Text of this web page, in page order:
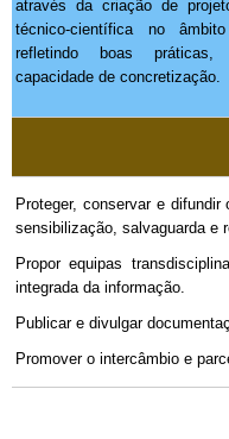
através da criação de
técnico-científica no
refletindo boas práticas,
capacidade de concretização.
Proteger, conservar e
sensibilização, salvaguarda e
Propor equipas
integrada da informação.
Publicar e divulgar
Promover o intercâmbio e